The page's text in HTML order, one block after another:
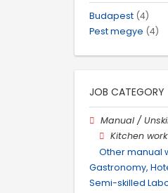
Budapest (4)
Pest megye (4)
JOB CATEGORY
Manual /
Kitchen work
Other manual
Gastronomy,
Semi-skilled